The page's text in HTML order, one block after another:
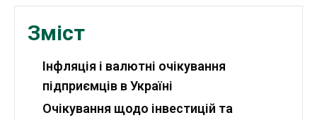
Зміст
Інфляція і валютні очікування
підприємців в Україні
Очікування щодо інвестицій та